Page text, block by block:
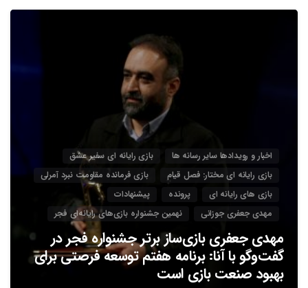
اخبار و رویدادها سایر رسانه ها
بازی رایانه ای سفیر عشق
بازی رایانه ای مختار: فصل قیام
بازی فرمانده مقاومت نبرد آمرلی
بازی های رایانه ای
پرونده
پیشنهادات
مهدی جعفری جوزانی
نهمین جشنواره بازی‌های رایانه‌ای فجر
مهدی جعفری بازی‌ساز برتر جشنواره فجر در
گفت‌وگو با آنا: برنامه هفتم توسعه فرصتی برای
بهبود صنعت بازی است